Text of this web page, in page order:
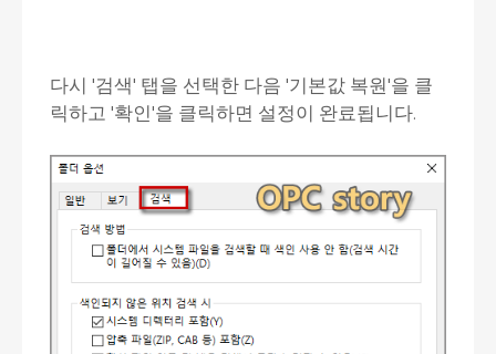
다시 '검색' 탭을 선택한 다음 '기본값 복원'을 클
릭하고 '확인'을 클릭하면 설정이 완료됩니다.